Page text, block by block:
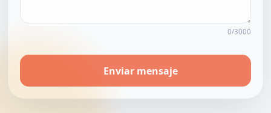
0/3000
Enviar mensaje